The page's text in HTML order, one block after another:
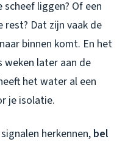
scheef liggen? Of een
rest? Dat zijn vaak de
binnen komt. En het
weken later aan de
het water al een
je isolatie.
herkennen, bel